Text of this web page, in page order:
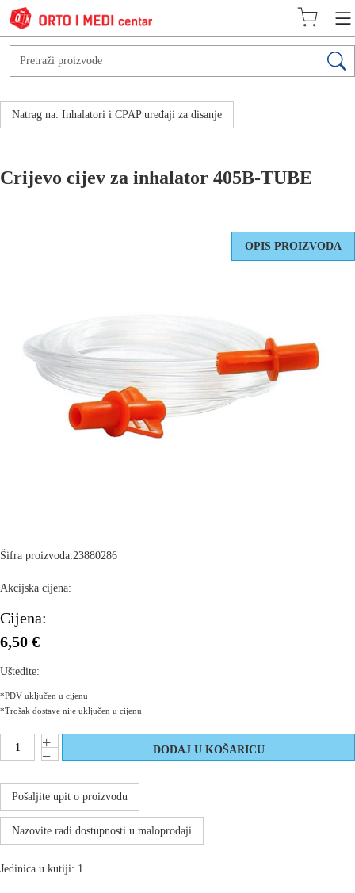
Natrag na: Inhalatori i CPAP uređaji za disanje
Crijevo cijev za inhalator 405B-TUBE
OPIS PROIZVODA
Šifra proizvoda:23880286
Akcijska cijena:
Cijena:
6,50 €
Uštedite:
*PDV uključen u cijenu
*Trošak dostave nije uključen u cijenu
Pošaljite upit o proizvodu
Nazovite radi dostupnosti u maloprodaji
Jedinica u kutiji: 1